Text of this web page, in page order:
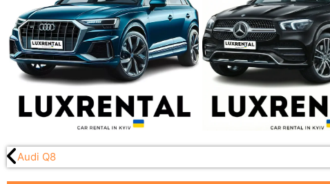
Audi Q8